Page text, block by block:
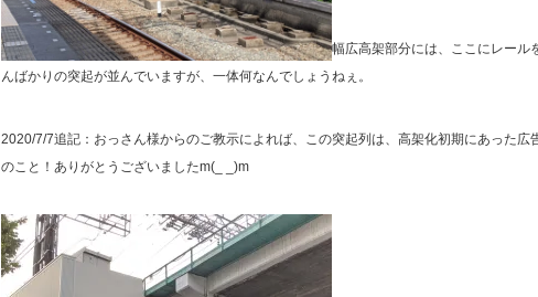
幅広高架部分には、ここにレール
んばかりの突起が並んでいますが、一体何なんでしょうねぇ。
2020/7/7追記：おっさん様からのご教示によれば、この突起列は、高架化初期にあった広
のこと！ありがとうございましたm(_ _)m